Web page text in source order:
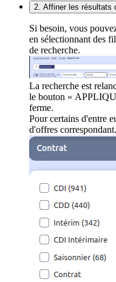
2. Affiner les résultats
Si besoin, vous
en sélectionnant des
de recherche.
La recherche est
le bouton «
ferme.
Pour certains d'entre
d'offres correspondant.